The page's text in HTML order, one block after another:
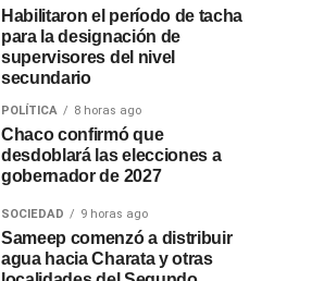
Habilitaron el período de tacha
para la designación de
supervisores del nivel
secundario
POLÍTICA 8 horas ago
Chaco confirmó que
desdoblará las elecciones a
gobernador de 2027
SOCIEDAD 9 horas ago
Sameep comenzó a distribuir
agua hacia Charata y otras